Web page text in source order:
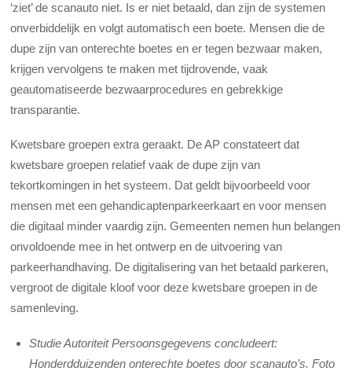
‘ziet’ de scanauto niet. Is er niet betaald, dan zijn de systemen
onverbiddelijk en volgt automatisch een boete. Mensen die de
dupe zijn van onterechte boetes en er tegen bezwaar maken,
krijgen vervolgens te maken met tijdrovende, vaak
geautomatiseerde bezwaarprocedures en gebrekkige
transparantie.
Kwetsbare groepen extra geraakt. De AP constateert dat
kwetsbare groepen relatief vaak de dupe zijn van
tekortkomingen in het systeem. Dat geldt bijvoorbeeld voor
mensen met een gehandicaptenparkeerkaart en voor mensen
die digitaal minder vaardig zijn. Gemeenten nemen hun belangen
onvoldoende mee in het ontwerp en de uitvoering van
parkeerhandhaving. De digitalisering van het betaald parkeren,
vergroot de digitale kloof voor deze kwetsbare groepen in de
samenleving.
Studie Autoriteit Persoonsgegevens concludeert:
Honderdduizenden onterechte boetes door scanauto’s. Foto